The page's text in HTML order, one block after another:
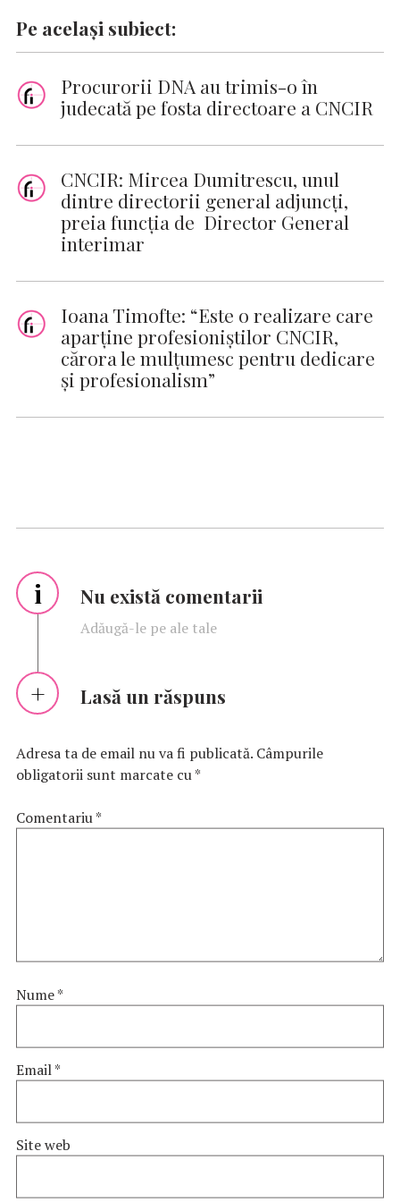
Pe același subiect:
Procurorii DNA au trimis-o în
judecată pe fosta directoare a CNCIR
CNCIR: Mircea Dumitrescu, unul
dintre directorii general adjuncți,
preia funcția de Director General
interimar
Ioana Timofte: “Este o realizare care
aparține profesioniștilor CNCIR,
cărora le mulțumesc pentru dedicare
și profesionalism”
i Nu există comentarii
Adăugă-le pe ale tale
Lasă un răspuns
Adresa ta de email nu va fi publicată. Câmpurile
obligatorii sunt marcate cu*
Comentariu*
Nume*
Email*
Site web